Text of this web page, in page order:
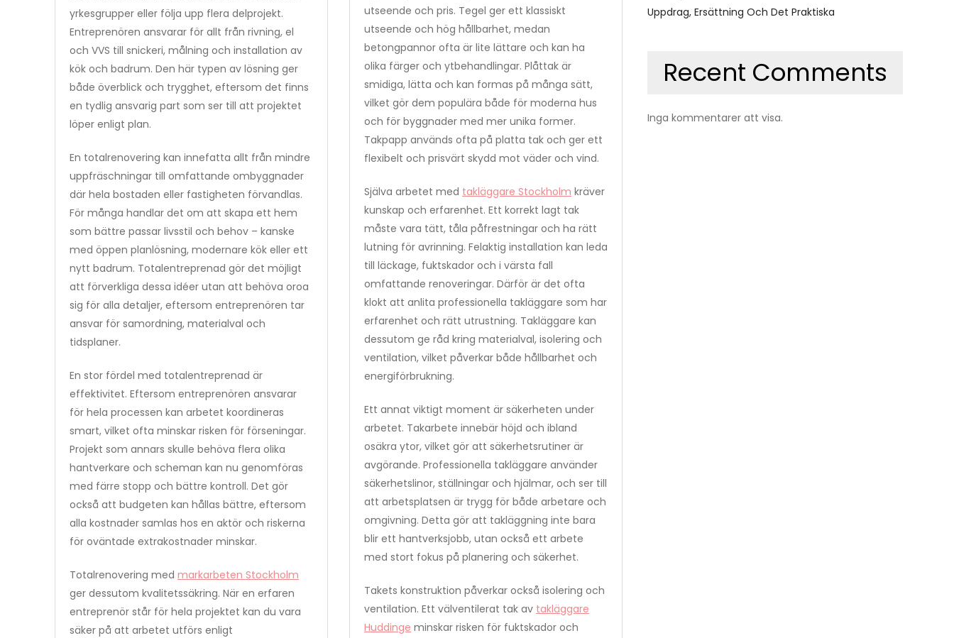
yrkesgrupper eller följa upp flera delprojekt.
Entreprenören ansvarar för allt från rivning, el
och VVS till snickeri, målning och installation av
kök och badrum. Den här typen av lösning ger
både överblick och trygghet, eftersom det finns
en tydlig ansvarig part som ser till att projektet
löper enligt plan.
En totalrenovering kan innefatta allt från mindre
uppfräschningar till omfattande ombyggnader
där hela bostaden eller fastigheten förvandlas.
För många handlar det om att skapa ett hem
som bättre passar livsstil och behov – kanske
med öppen planlösning, modernare kök eller ett
nytt badrum. Totalentreprenad gör det möjligt
att förverkliga dessa idéer utan att behöva oroa
sig för alla detaljer, eftersom entreprenören tar
ansvar för samordning, materialval och
tidsplaner.
En stor fördel med totalentreprenad är
effektivitet. Eftersom entreprenören ansvarar
för hela processen kan arbetet koordineras
smart, vilket ofta minskar risken för förseningar.
Projekt som annars skulle behöva flera olika
hantverkare och scheman kan nu genomföras
med färre stopp och bättre kontroll. Det gör
också att budgeten kan hållas bättre, eftersom
alla kostnader samlas hos en aktör och riskerna
för oväntade extrakostnader minskar.
Totalrenovering med markarbeten Stockholm
ger dessutom kvalitetssäkring. När en erfaren
entreprenör står för hela projektet kan du vara
säker på att arbetet utförs enligt
utseende och pris. Tegel ger ett klassiskt
utseende och hög hållbarhet, medan
betongpannor ofta är lite lättare och kan ha
olika färger och ytbehandlingar. Plåttak är
smidiga, lätta och kan formas på många sätt,
vilket gör dem populära både för moderna hus
och för byggnader med mer unika former.
Takpapp används ofta på platta tak och ger ett
flexibelt och prisvärt skydd mot väder och vind.
Själva arbetet med takläggare Stockholm kräver
kunskap och erfarenhet. Ett korrekt lagt tak
måste vara tätt, tåla påfrestningar och ha rätt
lutning för avrinning. Felaktig installation kan leda
till läckage, fuktskador och i värsta fall
omfattande renoveringar. Därför är det ofta
klokt att anlita professionella takläggare som har
erfarenhet och rätt utrustning. Takläggare kan
dessutom ge råd kring materialval, isolering och
ventilation, vilket påverkar både hållbarhet och
energiförbrukning.
Ett annat viktigt moment är säkerheten under
arbetet. Takarbete innebär höjd och ibland
osäkra ytor, vilket gör att säkerhetsrutiner är
avgörande. Professionella takläggare använder
säkerhetslinor, ställningar och hjälmar, och ser till
att arbetsplatsen är trygg för både arbetare och
omgivning. Detta gör att takläggning inte bara
blir ett hantverksjobb, utan också ett arbete
med stort fokus på planering och säkerhet.
Takets konstruktion påverkar också isolering och
ventilation. Ett välventilerat tak av takläggare
Huddinge minskar risken för fuktskador och
Uppdrag, Ersättning Och Det Praktiska
Recent Comments
Inga kommentarer att visa.